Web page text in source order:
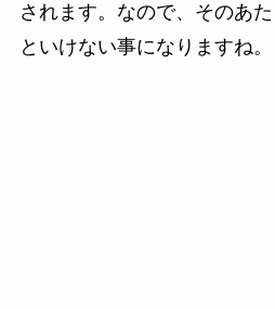
されます。なので、そのあ
といけない事になりますね。